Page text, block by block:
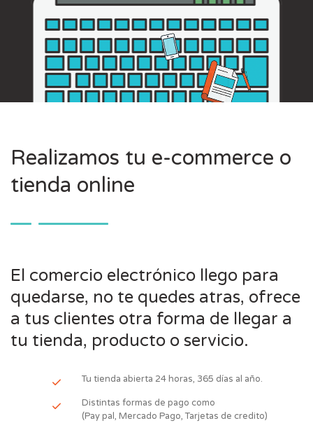
Realizamos tu e-commerce o
tienda online
El comercio electrónico llego para
quedarse, no te quedes atras, ofrece
a tus clientes otra forma de llegar a
tu tienda, producto o servicio.
Tu tienda abierta 24 horas, 365 días al año.
Distintas formas de pago como
(Pay pal, Mercado Pago, Tarjetas de credito)